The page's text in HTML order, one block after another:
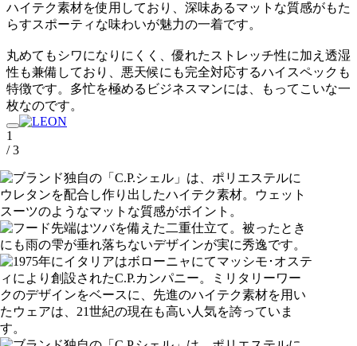
ハイテク素材を使用しており、深味あるマットな質感がもた
らすスポーティな味わいが魅力の一着です。
丸めてもシワになりにくく、優れたストレッチ性に加え透湿
性も兼備しており、悪天候にも完全対応するハイスペックも
特徴です。多忙を極めるビジネスマンには、もってこいな一
枚なのです。
1
/ 3